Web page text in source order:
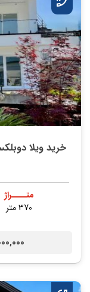
خريد ویلا
متــــراژ
370 متر